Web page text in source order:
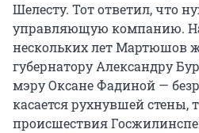
Шелесту. Тот ответил, что
управляющую компанию.
нескольких лет Мартюшов
губернатору Александру
мэру Оксане Фадиной —
касается рухнувшей стены,
происшествия